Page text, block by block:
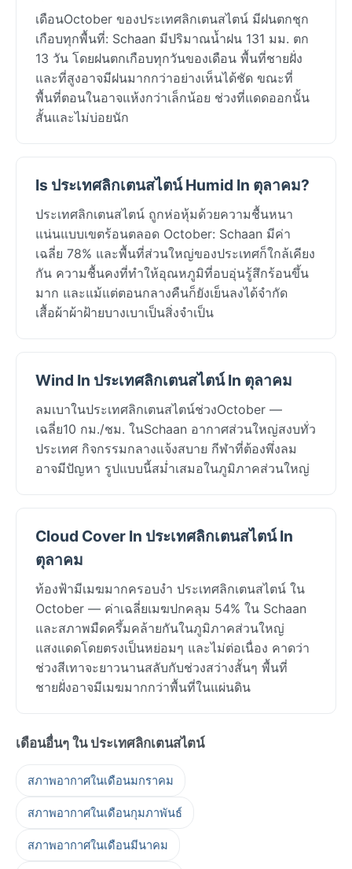
เดือนOctober ของประเทศลิกเตนสไตน์ มีฝนตกชุก
เกือบทุกพื้นที่: Schaan มีปริมาณน้ำฝน 131 มม. ตก
13 วัน โดยฝนตกเกือบทุกวันของเดือน พื้นที่ชายฝั่ง
และที่สูงอาจมีฝนมากกว่าอย่างเห็นได้ชัด ขณะที่
พื้นที่ตอนในอาจแห้งกว่าเล็กน้อย ช่วงที่แดดออกนั้น
สั้นและไม่บ่อยนัก
Is ประเทศลิกเตนสไตน์ Humid In ตุลาคม?
ประเทศลิกเตนสไตน์ ถูกห่อหุ้มด้วยความชื้นหนา
แน่นแบบเขตร้อนตลอด October: Schaan มีค่า
เฉลี่ย 78% และพื้นที่ส่วนใหญ่ของประเทศก็ใกล้เคียง
กัน ความชื้นคงที่ทำให้อุณหภูมิที่อบอุ่นรู้สึกร้อนขึ้น
มาก และแม้แต่ตอนกลางคืนก็ยังเย็นลงได้จำกัด
เสื้อผ้าผ้าฝ้ายบางเบาเป็นสิ่งจำเป็น
Wind In ประเทศลิกเตนสไตน์ In ตุลาคม
ลมเบาในประเทศลิกเตนสไตน์ช่วงOctober —
เฉลี่ย10 กม./ชม. ในSchaan อากาศส่วนใหญ่สงบทั่ว
ประเทศ กิจกรรมกลางแจ้งสบาย กีฬาที่ต้องพึ่งลม
อาจมีปัญหา รูปแบบนี้สม่ำเสมอในภูมิภาคส่วนใหญ่
Cloud Cover In ประเทศลิกเตนสไตน์ In
ตุลาคม
ท้องฟ้ามีเมฆมากครอบงำ ประเทศลิกเตนสไตน์ ใน
October — ค่าเฉลี่ยเมฆปกคลุม 54% ใน Schaan
และสภาพมืดครึ้มคล้ายกันในภูมิภาคส่วนใหญ่
แสงแดดโดยตรงเป็นหย่อมๆ และไม่ต่อเนื่อง คาดว่า
ช่วงสีเทาจะยาวนานสลับกับช่วงสว่างสั้นๆ พื้นที่
ชายฝั่งอาจมีเมฆมากกว่าพื้นที่ในแผ่นดิน
เดือนอื่นๆ ใน ประเทศลิกเตนสไตน์
สภาพอากาศในเดือนมกราคม
สภาพอากาศในเดือนกุมภาพันธ์
สภาพอากาศในเดือนมีนาคม